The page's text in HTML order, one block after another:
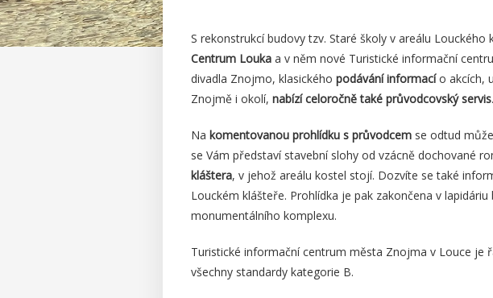
S rekonstrukcí budovy tzv. Staré školy v areálu
Centrum Louka a v něm nové Turistické informační
divadla Znojmo, klasického podávání informacío akcích,
Znojmě i okolí, nabízí celoročně také průvodcovský servis.
Na komentovanou prohlídku s průvodcem se odtud
se Vám představí stavební slohy od vzácně dochované
kláštera, v jehož areálu kostel stojí. Dozvíte se také
Louckém klášteře. Prohlídka je pak zakončena v
monumentálního komplexu.
Turistické informační centrum města Znojma v Louce je
všechny standardy kategorie B.